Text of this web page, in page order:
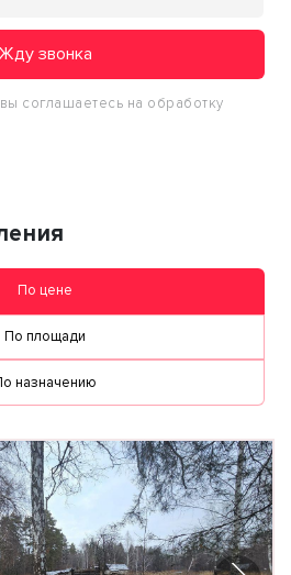
звонка
соглашаетесь на обработку
По цене
По площади
назначению